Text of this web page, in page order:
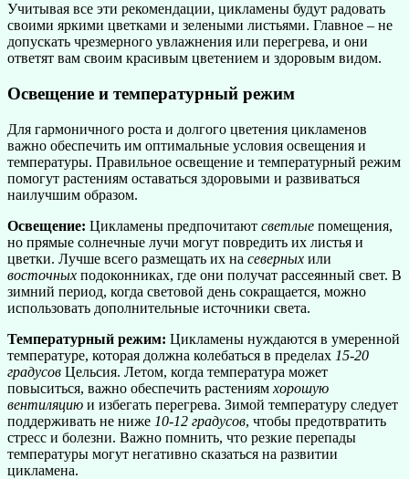
Учитывая все эти рекомендации, цикламены будут радовать
своими яркими цветками и зелеными листьями. Главное – не
допускать чрезмерного увлажнения или перегрева, и они
ответят вам своим красивым цветением и здоровым видом.
Освещение и температурный режим
Для гармоничного роста и долгого цветения цикламенов
важно обеспечить им оптимальные условия освещения и
температуры. Правильное освещение и температурный режим
помогут растениям оставаться здоровыми и развиваться
наилучшим образом.
Освещение: Цикламены предпочитают светлые помещения,
но прямые солнечные лучи могут повредить их листья и
цветки. Лучше всего размещать их на северных или
восточных подоконниках, где они получат рассеянный свет. В
зимний период, когда световой день сокращается, можно
использовать дополнительные источники света.
Температурный режим: Цикламены нуждаются в умеренной
температуре, которая должна колебаться в пределах 15-20
градусов Цельсия. Летом, когда температура может
повыситься, важно обеспечить растениям хорошую
вентиляцию и избегать перегрева. Зимой температуру следует
поддерживать не ниже 10-12 градусов, чтобы предотвратить
стресс и болезни. Важно помнить, что резкие перепады
температуры могут негативно сказаться на развитии
цикламена.